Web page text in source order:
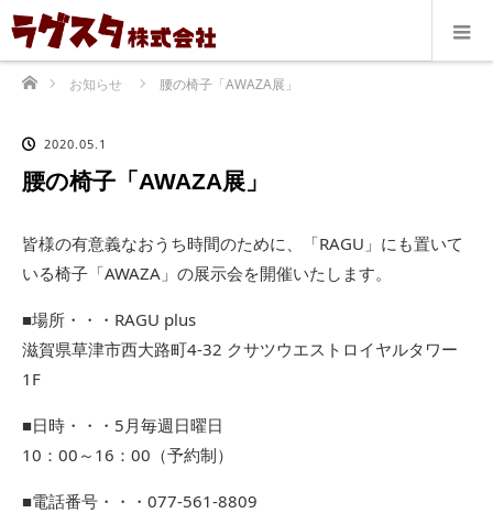
ホームお知らせ 腰の椅子「AWAZA展」
2020.05.1
腰の椅子「AWAZA展」
皆様の有意義なおうち時間のために、「RAGU」にも置いて
いる椅子「AWAZA」の展示会を開催いたします。
■場所・・・RAGU plus
滋賀県草津市西大路町4-32 クサツウエストロイヤルタワー
1F
■日時・・・5月毎週日曜日
10：00～16：00（予約制）
■電話番号・・・077-561-8809